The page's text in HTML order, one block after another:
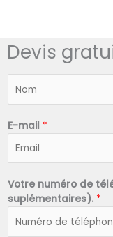
Devis
*
E-mail *
Votre numéro de
suplémentaires). *